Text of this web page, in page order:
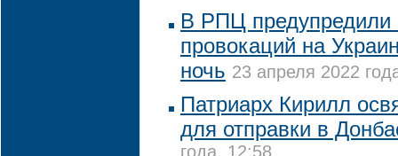
В РПЦ предупредили
провокаций на
ночь 23 апреля 2022
Патриарх Кирилл
для отправки в